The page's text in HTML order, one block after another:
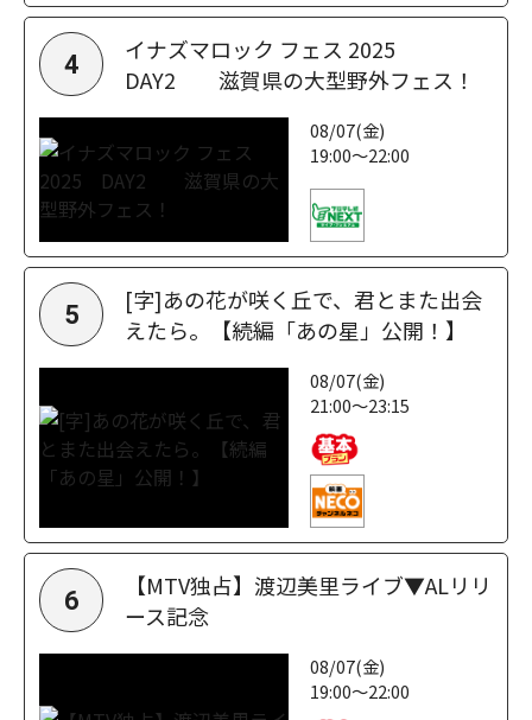
4
イナズマロック フェス 2025
DAY2 滋賀県の大型野外フェス！
08/07(金)
19:00～22:00
5
[字]あの花が咲く丘で、君とまた出会
えたら。【続編「あの星」公開！】
08/07(金)
21:00～23:15
6
【MTV独占】渡辺美里ライブ▼ALリリ
ース記念
08/07(金)
19:00～22:00